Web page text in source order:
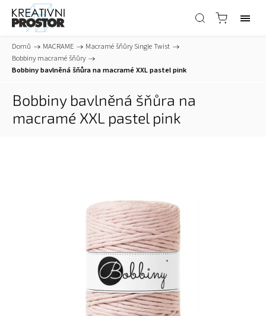
Domů / MACRAME / Macramé šňůry Single Twist /
Bobbiny macramé šňůry /
Bobbiny bavlněná šňůra na macramé XXL pastel pink
Bobbiny bavlněná šňůra na
macramé XXL pastel pink